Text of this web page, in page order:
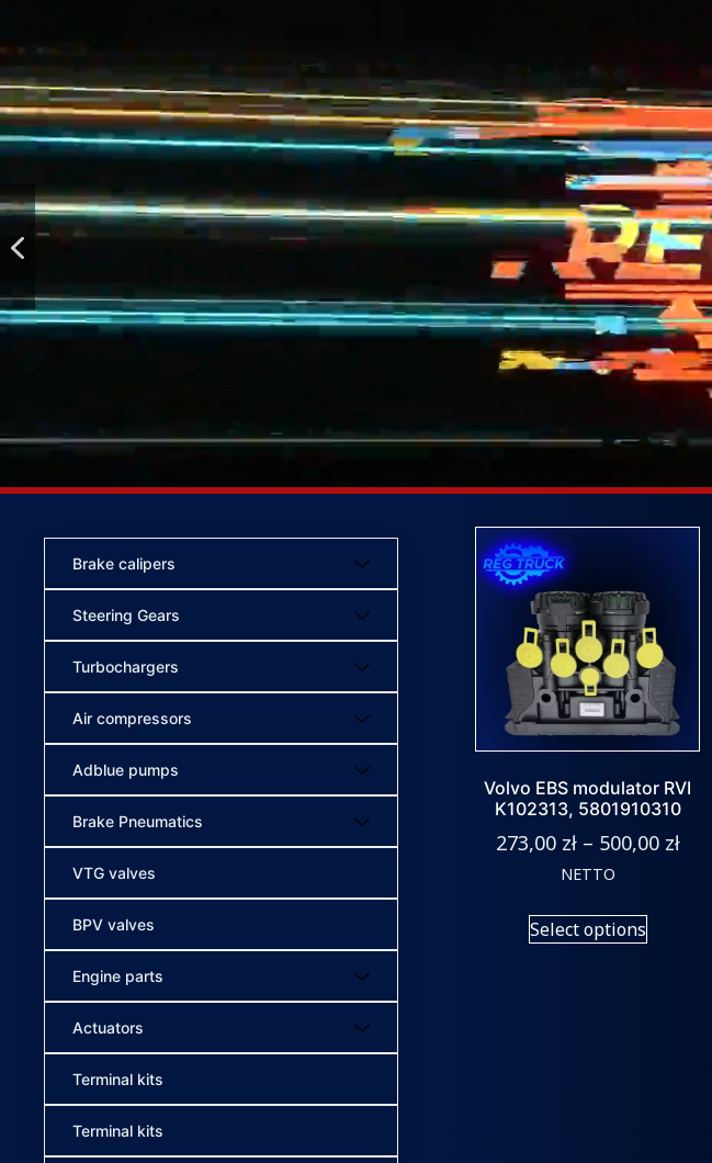
Brake calipers
Steering Gears
Turbochargers
Air compressors
Adblue pumps
Brake Pneumatics
VTG valves
BPV valves
Engine parts
Actuators
Terminal kits
Terminal kits
Volvo EBS modulator RVI
K102313, 5801910310
273,00 zł – 500,00 zł
NETTO
Select options